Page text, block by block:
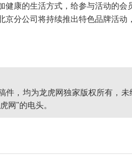
健康的生活方式，给参与活动的
京分公司将持续推出特色品牌活
件，均为龙虎网独家版权所有，
网"的电头。